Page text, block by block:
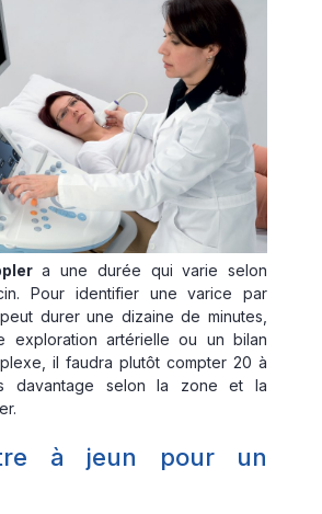
a une durée qui varie selon
Pour identifier une varice par
durer une dizaine de minutes,
exploration artérielle ou un bilan
il faudra plutôt compter 20 à
davantage selon la zone et la
à jeun pour un